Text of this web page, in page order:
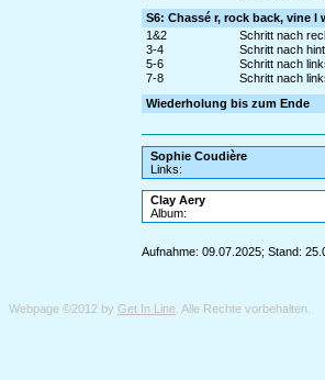
S6: Chassé r, rock back, vine
1&2
Schritt nach
3-4
Schritt nach
5-6
Schritt nach
7-8
Schritt nach
Wiederholung bis zum Ende
Sophie Coudière
Links:
Clay Aery
Album:
Aufnahme: 09.07.2025; Stand:
Webpage ©2012 by Get In Line . Alle Rechte vorbehalten.